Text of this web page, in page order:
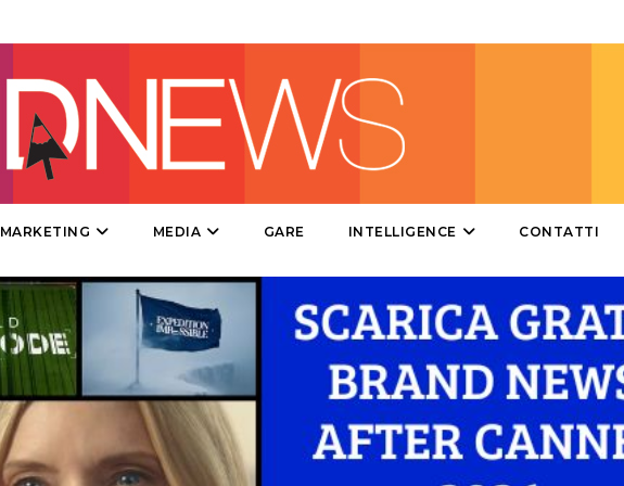
DESIGN
PUNTI VENDITA
CSR
MARKETING MEDIA GARE INTELLIGENCE CONTATTI